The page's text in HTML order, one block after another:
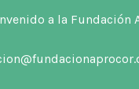
a la Fundación